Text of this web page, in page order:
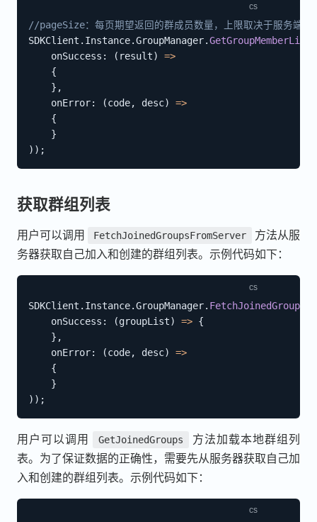
//pageSize：每页期望返回的群成员数量，上限取决于服
SDKClient . Instance.GroupManager.
onSuccess : ( result)
=>
{
} ,
onError: (code, desc)
=>
{
}
) ) ;
获取群组列表
用户可以调用 FetchJoinedGroupsFromServer
方法从服
务器获取自己加入和创建的群组列表。示例代码如下：
SDKClient . Instance.GroupManager.
onSuccess : (groupList) => {
} ,
onError: (code, desc)
=>
{
}
) ) ;
用户可以调用 GetJoinedGroups
方法加载本地群组列
表。为了保证数据的正确性，需要先从服务器获取自己加
入和创建的群组列表。示例代码如下：